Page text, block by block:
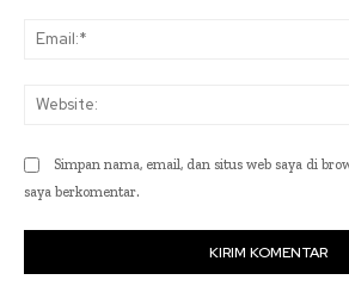
Simpan nama, email, dan situs web saya di
saya berkomentar.